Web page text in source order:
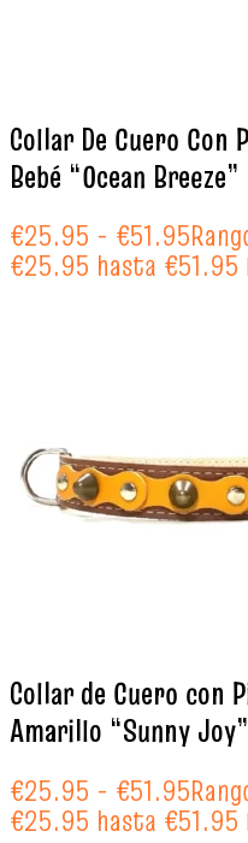
Collar De Cuero Con
Bebé “Ocean Breeze”
€25.95 - €51.95
€25.95 hasta €51.95
Collar de Cuero con
Amarillo “Sunny Joy”
€25.95 - €51.95
€25.95 hasta €51.95